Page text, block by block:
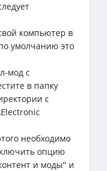
компьютер в
умолчанию это
мод с
в папку
с
необходимо
опцию
и моды" и